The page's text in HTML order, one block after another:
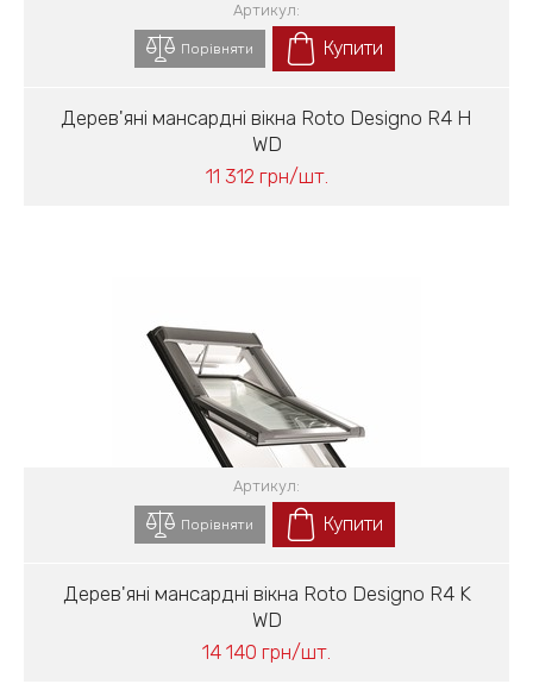
Дерев'яні мансардні вікна Roto Designo R4 H
WD
11 312 грн/шт.
Артикул:
Порівняти Купити
Дерев'яні мансардні вікна Roto Designo R4 K
WD
14 140 грн/шт.
Артикул:
Порівняти Купити